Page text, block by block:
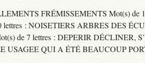
FRÉMISSEMENTS Mot(s)
: NOISETIERS ARBRES DES
de 7 lettres : DEPERIR DÉCLINER,
USAGEE QUI A ÉTÉ BEAUCOUP